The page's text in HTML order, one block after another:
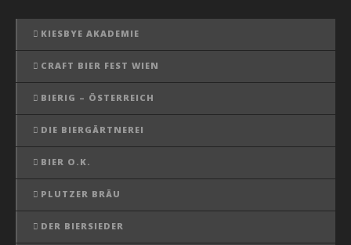
KIESBYE AKADEMIE
CRAFT BIER FEST WIEN
BIERIG – ÖSTERREICH
DIE BIERGÄRTNEREI
BIER O.K.
PLUTZER BRÄU
DER BIERSIEDER